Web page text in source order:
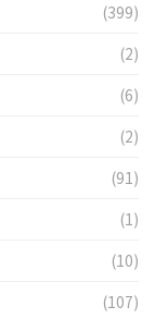
(399)
(2)
(6)
(2)
(91)
(1)
(10)
(107)